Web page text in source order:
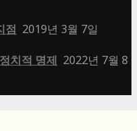
점 2019년 3월 7일
치적 명제 2022년 7월 8